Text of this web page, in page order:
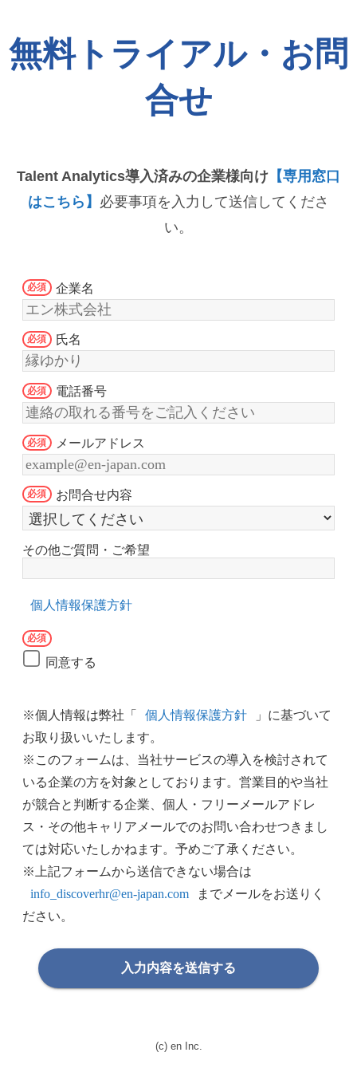
無料トライアル・お問
合せ
Talent Analytics導入済みの企業様向け 【専用窓口
はこちら】 必要事項を入力して送信してくださ
い。
企業名
氏名
電話番号
メールアドレス
お問合せ内容
その他ご質問・ご希望
個人情報保護方針
同意する
※個人情報は弊社「 個人情報保護方針
」に基づいて
お取り扱いいたします。
※このフォームは、当社サービスの導入を検討されて
いる企業の方を対象としております。営業目的や当社
が競合と判断する企業、個人・フリーメールアドレ
ス・その他キャリアメールでのお問い合わせつきまし
ては対応いたしかねます。予めご了承ください。
※上記フォームから送信できない場合は
info_discoverhr@en-japan.com
までメールをお送りく
ださい。
入力内容を送信する
(c) en Inc.